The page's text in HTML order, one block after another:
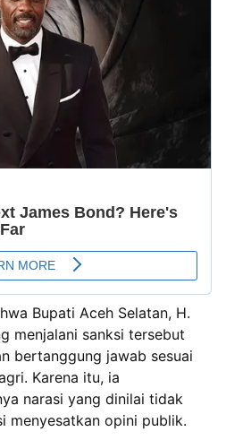
Bupati Aceh Selatan, H.
menjalani sanksi tersebut
bertanggung jawab sesuai
Karena itu, ia
narasi yang dinilai tidak
menyesatkan opini publik.